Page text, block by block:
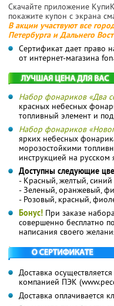
Скачайте приложение
покажите купон с экрана
В акции участвуют все
Петербурга и Дальнего
Сертификат дает право
от интернет-магазина
Набор фонариков «Два
красных небесных
топливный элемент и
Набор фонариков
ярких небесных
морозостойкими
инструкцией на русском
Доступны следующие
- Красный, желтый, синий
- Зеленый, оранжевый,
- Розовый, красный,
Бонус! При заказе
совершенно бесплатно
написания своего
Доставка
компанией ПЭК
Доставка оплачивается